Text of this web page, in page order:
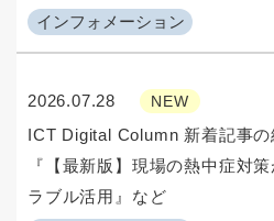
インフォメーション
2026.07.28 NEW
ICT Digital Column 新着記事の
『【最新版】現場の熱中症対
ラブル活用』など